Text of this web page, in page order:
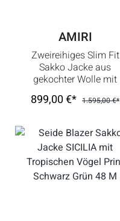
AMIRI
Zweireihiges Slim Fit
Sakko Jacke aus
gekochter Wolle mit
Spitzem Revers
Schwarz 48 M
899,00 €* 1.595,00 €*